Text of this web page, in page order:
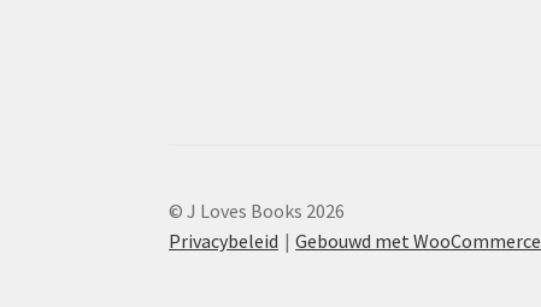
© J Loves Books 2026
Privacybeleid
Gebouwd met WooCommerce